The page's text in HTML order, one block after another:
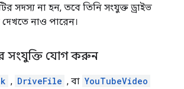
সদস্য না হন, তবে তিনি সংযুক্ত ড্রাইভ
নাও পারেন।
সংযুক্তি যোগ করুন
, DriveFile , বা YouTubeVideo